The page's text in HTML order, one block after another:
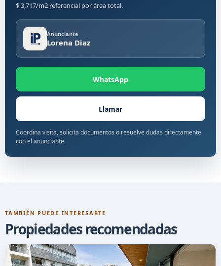
$ 3,717/m2 referencial por área total.
Anunciante
Lorena Diaz
WhatsApp
Llamar
Coordina visita, solicita documentos o resuelve dudas directamente
con el anunciante.
TAMBIÉN PUEDE INTERESARTE
Propiedades recomendadas